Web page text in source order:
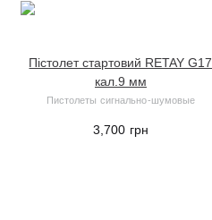
Пістолет стартовий RETAY G17
кал.9 мм
Пистолеты сигнально-шумовые
3,700 грн